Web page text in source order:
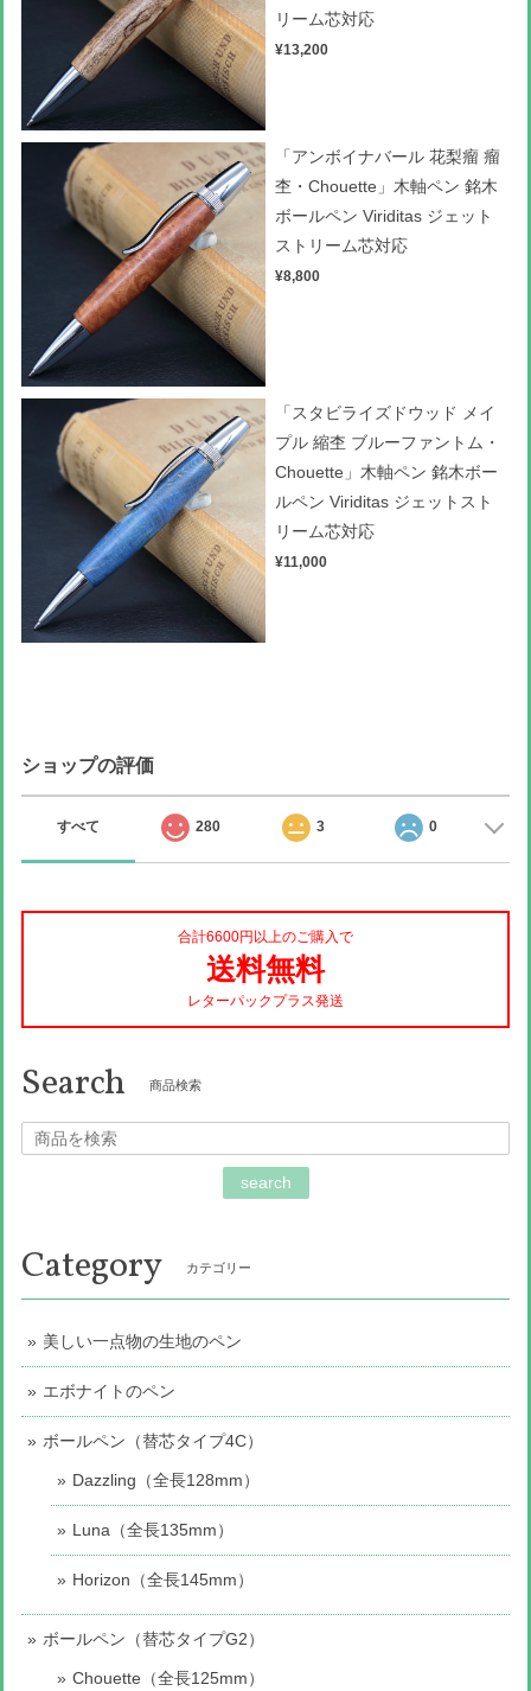
リーム芯対応
¥13,200
「アンボイナバール 花梨瘤 瘤
杢・Chouette」木軸ペン 銘木
ボールペン Viriditas ジェット
ストリーム芯対応
¥8,800
「スタビライズドウッド メイ
プル 縮杢 ブルーファントム・
Chouette」木軸ペン 銘木ボー
ルペン Viriditas ジェットスト
リーム芯対応
¥11,000
ショップの評価
すべて 280 3 0
合計6600円以上のご購入で
送料無料
レターパックプラス発送
Search 商品検索
search
Category カテゴリー
美しい一点物の生地のペン
エボナイトのペン
ボールペン（替芯タイプ4C）
Dazzling（全長128mm）
Luna（全長135mm）
Horizon（全長145mm）
ボールペン（替芯タイプG2）
Chouette（全長125mm）